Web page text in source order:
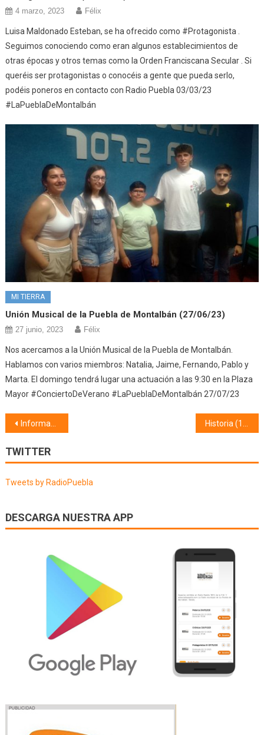
4 marzo, 2023 Félix
Luisa Maldonado Esteban, se ha ofrecido como #Protagonista .
Seguimos conociendo como eran algunos establecimientos de
otras épocas y otros temas como la Orden Franciscana Secular . Si
queréis ser protagonistas o conocéis a gente que pueda serlo,
podéis poneros en contacto con Radio Puebla 03/03/23
#LaPueblaDeMontalbán
MI TIERRA
Unión Musical de la Puebla de Montalbán (27/06/23)
27 junio, 2023 Félix
Nos acercamos a la Unión Musical de la Puebla de Montalbán.
Hablamos con varios miembros: Natalia, Jaime, Fernando, Pablo y
Marta. El domingo tendrá lugar una actuación a las 9:30 en la Plaza
Mayor #ConciertoDeVerano #LaPueblaDeMontalbán 27/07/23
Navegación
de
entradas
Información Municipal (16/04/21) Historia (19/04/21) Enrique III
TWITTER
Tweets by RadioPuebla
DESCARGA NUESTRA APP